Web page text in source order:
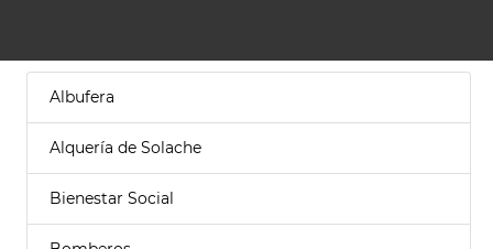
Albufera
Alquería de Solache
Bienestar Social